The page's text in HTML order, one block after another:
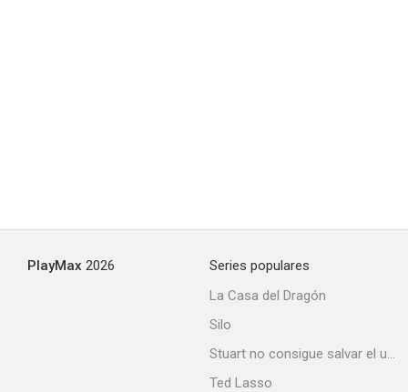
PlayMax 2026
Series populares
La Casa del Dragón
Silo
Stuart no consigue salvar el universo
Ted Lasso